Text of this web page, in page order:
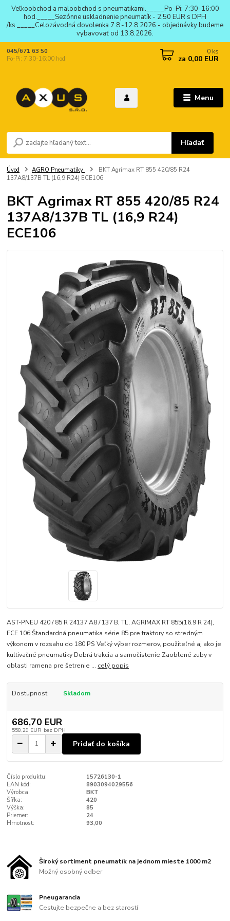
Veľkoobchod a maloobchod s pneumatikami._____Po-Pi: 7:30-16:00
hod._____Sezónne uskladnenie pneumatík - 2,50 EUR s DPH
/ks._____Celozávodná dovolenka 7.8.-12.8.2026 - objednávky budeme
vybavovať od 13.8.2026.
Menu
Hľadať
045/671 63 50
Po-Pi: 7:30-16:00 hod.
0 ks
za 0,00 EUR
Úvod AGRO Pneumatiky
BKT Agrimax RT 855 420/85 R24
137A8/137B TL (16,9 R24) ECE106
BKT Agrimax RT 855 420/85 R24
137A8/137B TL (16,9 R24)
ECE106
AST-PNEU 420 / 85 R 24137 A8 / 137 B, TL, AGRIMAX RT 855(16.9 R 24),
ECE 106 Štandardná pneumatika série 85 pre traktory so stredným
výkonom v rozsahu do 180 PS Veľký výber rozmerov, použiteľné aj ako je
kultivačné pneumatiky Dobrá trakcia a samočistenie Zaoblené zuby v
oblasti ramena pre šetrenie ... celý popis
Dostupnosť Skladom
686,70 EUR
558,29 EUR bez DPH
Pridať do košíka
Číslo produktu:
15726130-1
EAN kód:
8903094029556
Výrobca:
BKT
Šířka:
420
Výška:
85
Priemer:
24
Hmotnost:
93,00
Široký sortiment pneumatík na jednom mieste 1000 m2
Možný osobný odber
Pneugarancia
Cestujte bezpečne a bez starostí